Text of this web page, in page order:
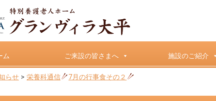
ム ご来設の皆さまへ 施設のご紹介
らせ 栄養科通信 7月の行事食その２